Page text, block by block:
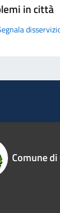
in città
Comune